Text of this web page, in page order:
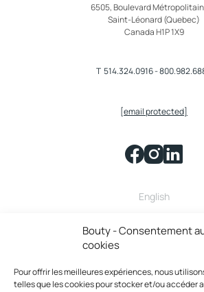
Bouty - Consentement
cookies
Pour offrir les meilleures expériences, nous
telles que les cookies pour stocker et/ou accéder
6505, Boulevard
Saint-Léonard (Quebec)
Canada H1P 1X9
T 514.324.0916-
[email protected]
English
Bouty fait partie de la famille